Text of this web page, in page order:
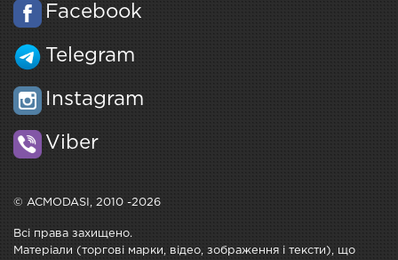
Facebook
Telegram
Instagram
Viber
© ACMODASI, 2010 -2026
Всі права захищено.
Матеріали (торгові марки, відео, зображення і тексти), що